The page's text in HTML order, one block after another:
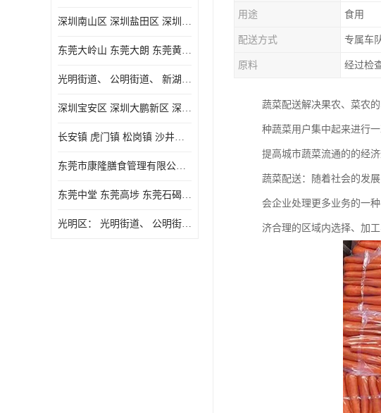
深圳南山区 深圳盐田区 深圳福田区 深圳罗湖区 深圳龙岗区
东莞大岭山 东莞大朗 东莞黄江 东莞樟木头 蔬菜配送
光明街道、 公明街道、 新湖街道、
深圳宝安区 深圳大鹏新区 深圳特别合作区
长安镇 虎门镇 松岗镇 沙井镇 公明镇 莞城街道 南城街道 东城街道 万江街道 石碣镇 石龙镇 茶山镇 石排镇 企石镇 横沥镇
东莞市康隆膳食管理有限公司 长安蔬菜配送 虎门蔬菜配送 大岭山蔬菜配送
东莞中堂 东莞高埗 东莞石碣 东莞望牛墩 东莞洪梅 东莞道滘 东莞石龙镇 东莞石排镇
光明区： 光明街道、 公明街道、 新湖街道、 凤凰街道、 玉塘街道、 马田街道
用途 食用
配送方式 专属车
原料 经过检
蔬菜配送解决果农、菜农
种蔬菜用户集中起来进行
提高城市蔬菜流通的的经济
蔬菜配送：随着社会的发
会企业处理更多业务的一
济合理的区域内选择、加